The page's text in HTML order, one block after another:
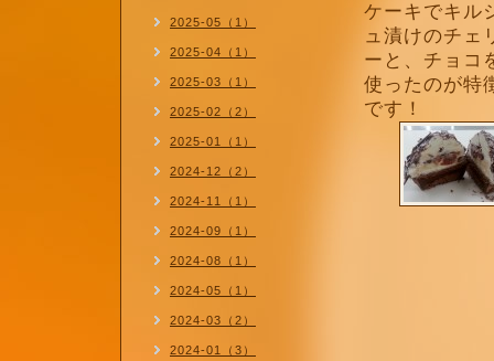
ケーキでキル
ュ漬けのチェ
ーと、チョコ
使ったのが特
です！
2025-05（1）
2025-04（1）
2025-03（1）
2025-02（2）
2025-01（1）
2024-12（2）
2024-11（1）
2024-09（1）
2024-08（1）
2024-05（1）
2024-03（2）
2024-01（3）